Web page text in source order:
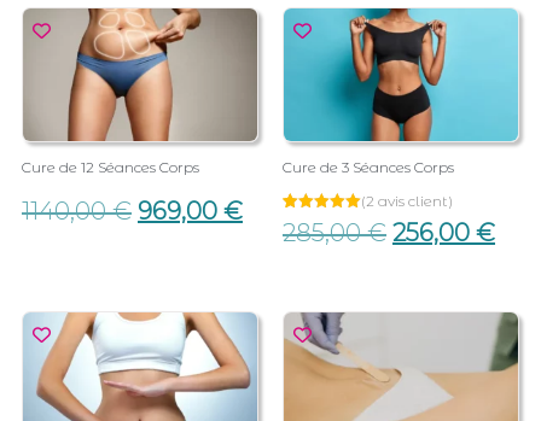
Cure de 12 Séances Corps
1140,00€ 969,00 €
Cure de 3 Séances Corps
Noté
5.00
2
(2 avis client)
285,00€ 256,00 €